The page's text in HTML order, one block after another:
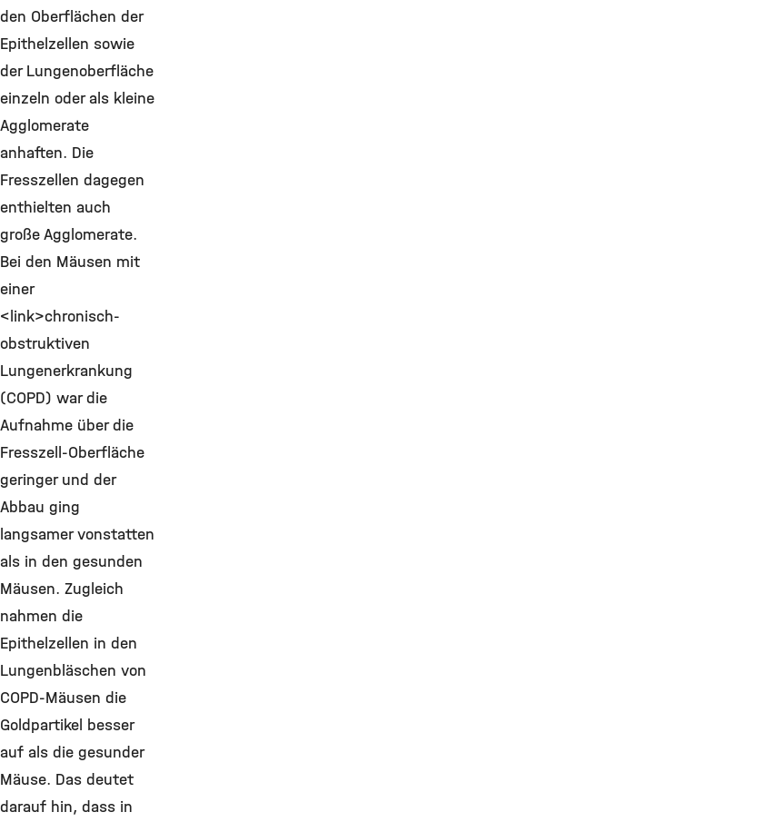
den Oberflächen der
Epithelzellen sowie
der Lungenoberfläche
einzeln oder als kleine
Agglomerate
anhaften. Die
Fresszellen dagegen
enthielten auch
große Agglomerate.
Bei den Mäusen mit
einer
<link>chronisch-
obstruktiven
Lungenerkrankung
(COPD) war die
Aufnahme über die
Fresszell-Oberfläche
geringer und der
Abbau ging
langsamer vonstatten
als in den gesunden
Mäusen. Zugleich
nahmen die
Epithelzellen in den
Lungenbläschen von
COPD-Mäusen die
Goldpartikel besser
auf als die gesunder
Mäuse. Das deutet
darauf hin, dass in